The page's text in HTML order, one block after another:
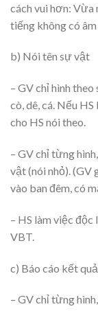
cách vui hơn: Vừa
tiếng không có âm
b) Nói tên sự vật
– GV chỉ hình
cò, dê, cá. Nếu
cho HS nói theo.
– GV chỉ từng
vật (nói nhỏ). (GV
vào ban đêm, có
– HS làm việc
VBT.
c) Báo cáo kết quả
– GV chỉ từng